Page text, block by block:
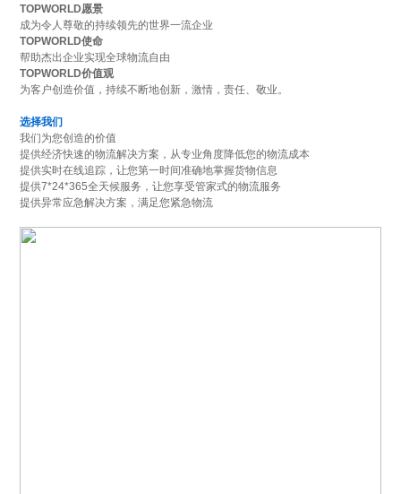
TOPWORLD愿景
成为令人尊敬的持续领先的世界一流企业
TOPWORLD使命
帮助杰出企业实现全球物流自由
TOPWORLD价值观
为客户创造价值，持续不断地创新，激情，责任、敬业。
选择我们
我们为您创造的价值
提供经济快速的物流解决方案，从专业角度降低您的物流成本
提供实时在线追踪，让您第一时间准确地掌握货物信息
提供7*24*365全天候服务，让您享受管家式的物流服务
提供异常应急解决方案，满足您紧急物流